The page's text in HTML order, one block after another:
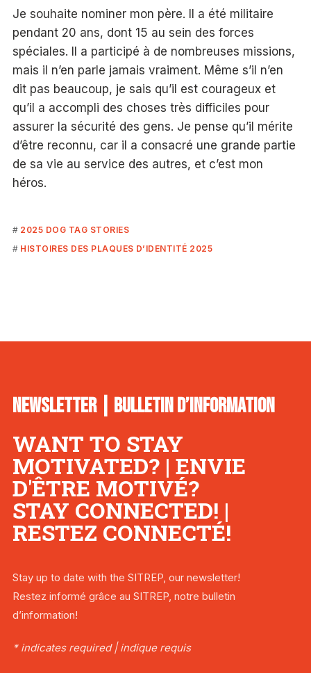
Je souhaite nominer mon père. Il a été militaire
pendant 20 ans, dont 15 au sein des forces
spéciales. Il a participé à de nombreuses missions,
mais il n’en parle jamais vraiment. Même s’il n’en
dit pas beaucoup, je sais qu’il est courageux et
qu’il a accompli des choses très difficiles pour
assurer la sécurité des gens. Je pense qu’il mérite
d’être reconnu, car il a consacré une grande partie
de sa vie au service des autres, et c’est mon
héros.
2025 DOG TAG STORIES
HISTOIRES DES PLAQUES D’IDENTITÉ 2025
NEWSLETTER | BULLETIN D’INFORMATION
WANT TO STAY
MOTIVATED? | ENVIE
D'ÊTRE MOTIVÉ?
STAY CONNECTED! |
RESTEZ CONNECTÉ!
Stay up to date with the SITREP, our newsletter!
Restez informé grâce au SITREP, notre bulletin
d’information!
* indicates required | indique requis